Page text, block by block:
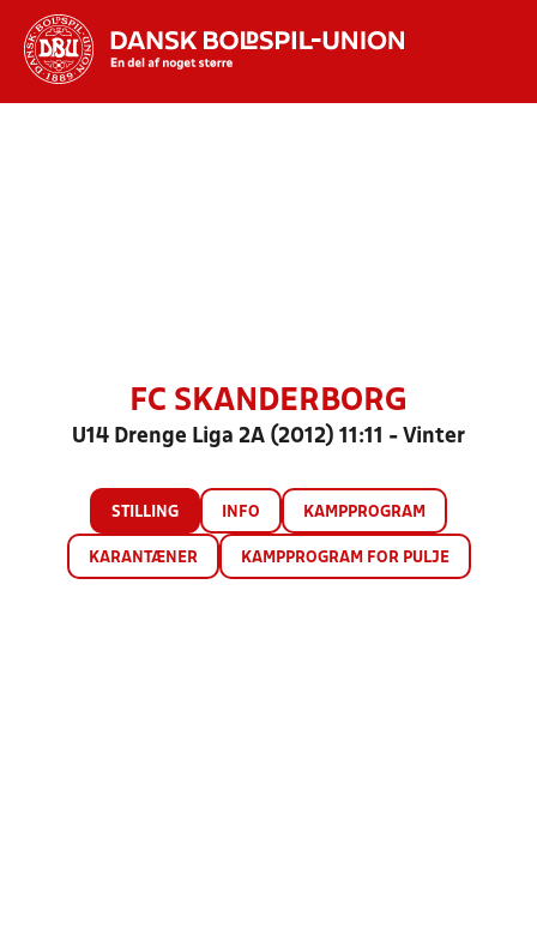
FC SKANDERBORG
U14 Drenge Liga 2A (2012) 11:11 - Vinter
STILLING INFO KAMPPROGRAM
KARANTÆNER KAMPPROGRAM FOR PULJE